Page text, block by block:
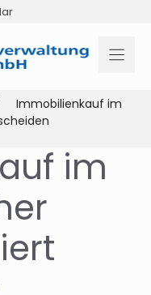
Immobilienkauf im
im